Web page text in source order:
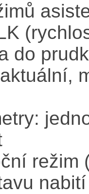
do
režim